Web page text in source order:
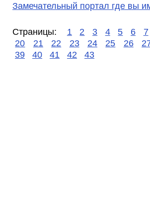
Замечательный портал где вы
Страницы: 1 2 3 4 5 6 7
20
21 22 23 24 25 26
39
40 41 42 43